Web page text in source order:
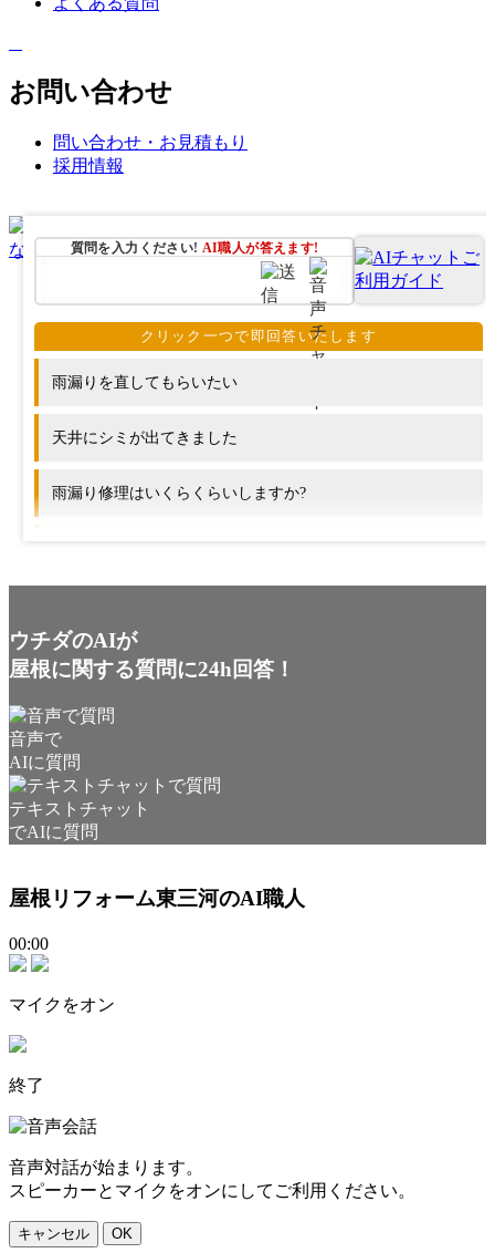
お問い合わせ
問い合わせ・お見積もり
採用情報
質問を入力ください! AI職人が答えます!
雨漏りを直してもらいたい
天井にシミが出てきました
雨漏り修理はいくらくらいしますか?
ウチダのAIが
屋根に関する質問に24h回答！
音声で
AIに質問
テキストチャット
でAIに質問
屋根リフォーム東三河のAI職人
00:00
マイクをオン
終了
音声対話が始まります。
スピーカーとマイクをオンにしてご利用ください。
キャンセル OK